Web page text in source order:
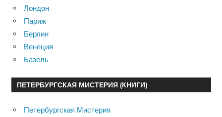
Лондон
Париж
Берлин
Венеция
Базель
ПЕТЕРБУРГСКАЯ МИСТЕРИЯ (КНИГИ)
Петербургская Мистерия